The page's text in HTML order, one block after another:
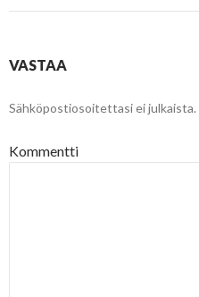
VASTAA
Sähköpostiosoitettasi ei julkaista.
Kommentti